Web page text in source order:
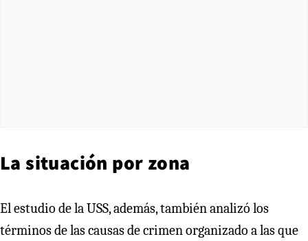
La situación por zona
El estudio de la USS, además, también analizó los
términos de las causas de crimen organizado a las que